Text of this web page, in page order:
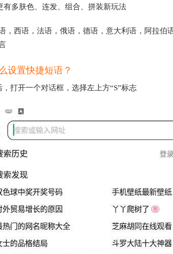
有多肤色、连发、组合、拼装新玩法
，西语，法语，俄语，德语，意大利语，阿拉
设置快捷短语？
打开一个对话框，选择左上方“S”标志